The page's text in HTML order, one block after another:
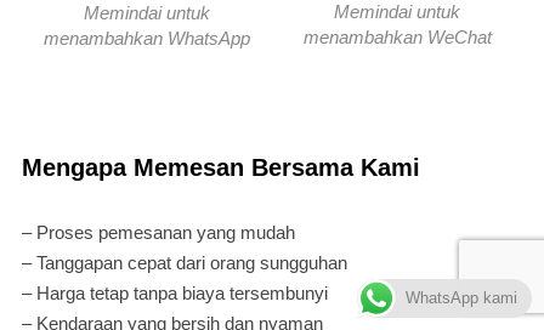
Memindai untuk
menambahkan WhatsApp
Memindai untuk
menambahkan WeChat
Mengapa Memesan Bersama Kami
– Proses pemesanan yang mudah
– Tanggapan cepat dari orang sungguhan
– Harga tetap tanpa biaya tersembunyi
– Kendaraan yang bersih dan nyaman
WhatsApp kami